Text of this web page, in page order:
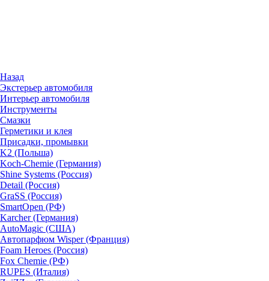
Назад
Экстерьер автомобиля
Интерьер автомобиля
Инструменты
Смазки
Герметики и клея
Присадки, промывки
K2 (Польша)
Koch-Chemie (Германия)
Shine Systems (Россия)
Detail (Россия)
GraSS (Россия)
SmartOpen (РФ)
Karcher (Германия)
AutoMagic (США)
Автопарфюм Wisper (Франция)
Foam Heroes (Россия)
Fox Chemie (РФ)
RUPES (Италия)